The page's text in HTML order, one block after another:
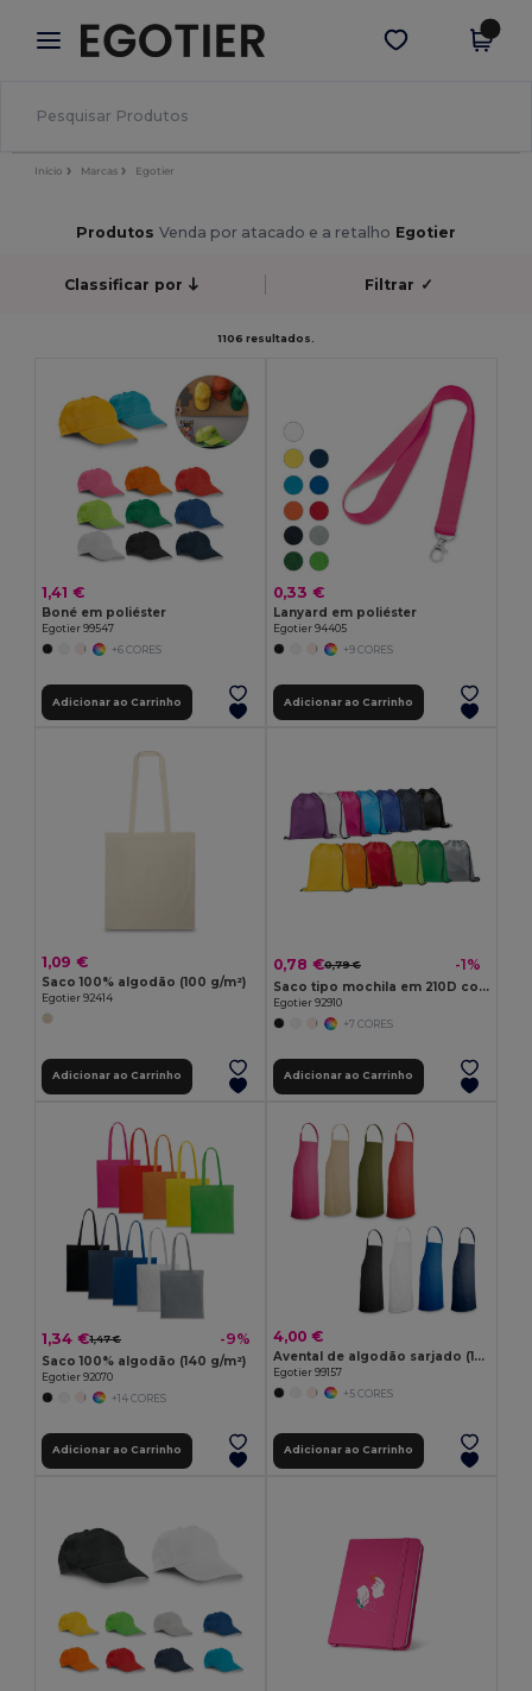
× App Egotier
Melhores preços na app!
Obter app
Início Marcas Egotier
Produtos Venda por atacado e a retalho Egotier
Classificar por Filtrar ✓
1106 resultados.
1,41 €
Boné em poliéster
Egotier 99547
+6 CORES
Adicionar ao Carrinho
0,33 €
Lanyard em poliéster
Egotier 94405
+9 CORES
Adicionar ao Carrinho
1,09 €
Saco 100% algodão (100 g/m²)
Egotier 92414
Adicionar ao Carrinho
0,78 €0,79 € -1%
Saco tipo mochila em 210D com cordões em preto
Egotier 92910
+7 CORES
Adicionar ao Carrinho
1,34 €1,47 € -9%
Saco 100% algodão (140 g/m²)
Egotier 92070
+14 CORES
Adicionar ao Carrinho
4,00 €
Avental de algodão sarjado (180 g/m²)
Egotier 99157
+5 CORES
Adicionar ao Carrinho